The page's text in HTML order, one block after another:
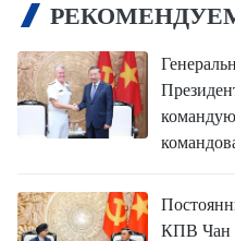
КПВ Чан